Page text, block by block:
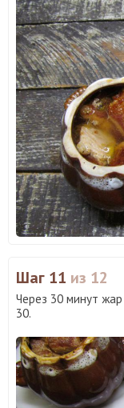
Шаг 11 из 12
Через 30 минут
30.